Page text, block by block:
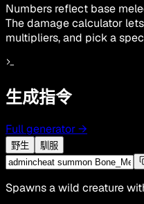
Numbers reflect base
The damage calculator
multipliers, and pick a
生成指令
Full generator→
野生 馴服
Spawns a wild creature